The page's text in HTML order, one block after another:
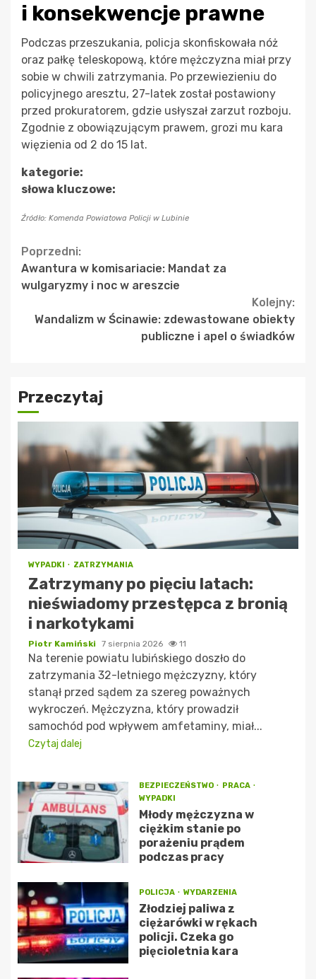
i konsekwencje prawne
Podczas przeszukania, policja skonfiskowała nóż
oraz pałkę teleskopową, które mężczyzna miał przy
sobie w chwili zatrzymania. Po przewiezieniu do
policyjnego aresztu, 27-latek został postawiony
przed prokuratorem, gdzie usłyszał zarzut rozboju.
Zgodnie z obowiązującym prawem, grozi mu kara
więzienia od 2 do 15 lat.
kategorie:
słowa kluczowe:
Źródło: Komenda Powiatowa Policji w Lubinie
Continue
Reading
Poprzedni:
Awantura w komisariacie: Mandat za
wulgaryzmy i noc w areszcie
Kolejny:
Wandalizm w Ścinawie: zdewastowane obiekty
publiczne i apel o świadków
Przeczytaj
WYPADKI ZATRZYMANIA
Zatrzymany po pięciu latach:
nieświadomy przestępca z bronią
i narkotykami
Piotr Kamiński 7 sierpnia 2026 11
Na terenie powiatu lubińskiego doszło do
zatrzymania 32-letniego mężczyzny, który
stanął przed sądem za szereg poważnych
wykroczeń. Mężczyzna, który prowadził
samochód pod wpływem amfetaminy, miał...
Czytaj dalej
BEZPIECZEŃSTWO
PRACA
WYPADKI
Młody mężczyzna w
ciężkim stanie po
porażeniu prądem
podczas pracy
POLICJA WYDARZENIA
Złodziej paliwa z
ciężarówki w rękach
policji. Czeka go
pięcioletnia kara